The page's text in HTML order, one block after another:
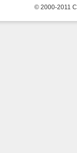
© 2000-2011